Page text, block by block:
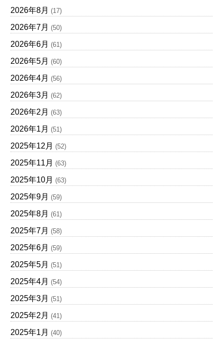
2026年8月 (17)
2026年7月 (50)
2026年6月 (61)
2026年5月 (60)
2026年4月 (56)
2026年3月 (62)
2026年2月 (63)
2026年1月 (51)
2025年12月 (52)
2025年11月 (63)
2025年10月 (63)
2025年9月 (59)
2025年8月 (61)
2025年7月 (58)
2025年6月 (59)
2025年5月 (51)
2025年4月 (54)
2025年3月 (51)
2025年2月 (41)
2025年1月 (40)